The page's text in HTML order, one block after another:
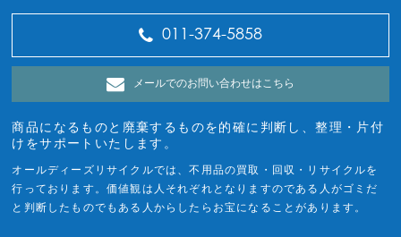
011-374-5858
メールでのお問い合わせはこちら
商品になるものと廃棄するものを的確に判断し、整理・片付
けをサポートいたします。
オールディーズリサイクルでは、不用品の買取・回収・リサイクルを
行っております。価値観は人それぞれとなりますのである人がゴミだ
と判断したものでもある人からしたらお宝になることがあります。